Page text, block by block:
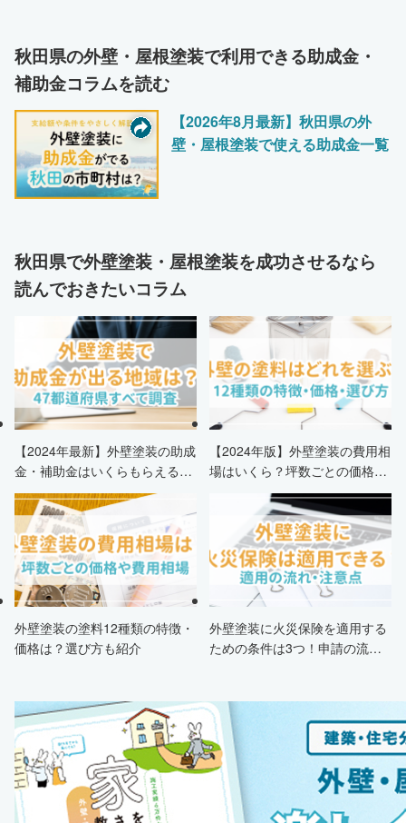
秋田県の外壁・屋根塗装で利用できる助成金・
補助金コラムを読む
【2026年8月最新】秋田県の外
壁・屋根塗装で使える助成金一覧
秋田県で外壁塗装・屋根塗装を成功させるなら
読んでおきたいコラム
【2024年最新】外壁塗装の助成
金・補助金はいくらもらえる？
申請条件・市区町村情報・安く
する方法も紹介！
【2024年版】外壁塗装の費用相
場はいくら？坪数ごとの価格も
外壁塗装の塗料12種類の特徴・
価格は？選び方も紹介
外壁塗装に火災保険を適用する
ための条件は3つ！申請の流